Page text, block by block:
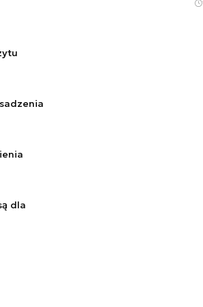
dla